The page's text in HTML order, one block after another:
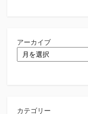
アーカイブ
カテゴリー